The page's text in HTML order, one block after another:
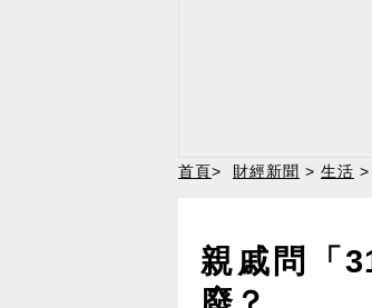
首頁> 財經新聞 > 生活
親戚問「